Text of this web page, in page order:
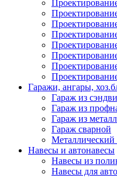
Гаражи, ангары,
Гараж из
Гараж из
Гараж из
Гараж сварной
Металлический
Навесы и автонавесы
Навесы из
Навесы для